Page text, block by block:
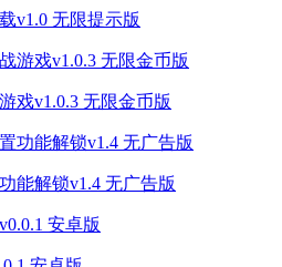
v1.0 无限提示版
戏v1.0.3 无限金币版
能解锁v1.4 无广告版